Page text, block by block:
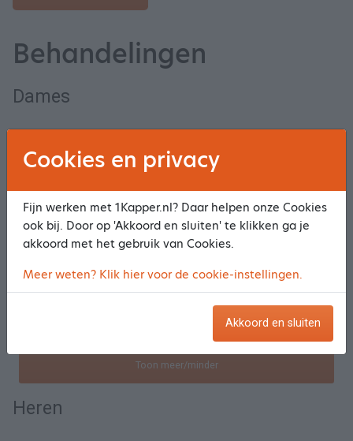
Behandelingen
Dames
Model Drogen Kort Haar Selecteer
Model Drogen Half Lang Haar Selecteer
Selecteer
Toon meer/minder
Heren
Cookies en privacy
Fijn werken met 1Kapper.nl? Daar helpen onze Cookies
ook bij. Door op 'Akkoord en sluiten' te klikken ga je
akkoord met het gebruik van Cookies.
Meer weten? Klik hier voor de cookie-instellingen.
Akkoord en sluiten